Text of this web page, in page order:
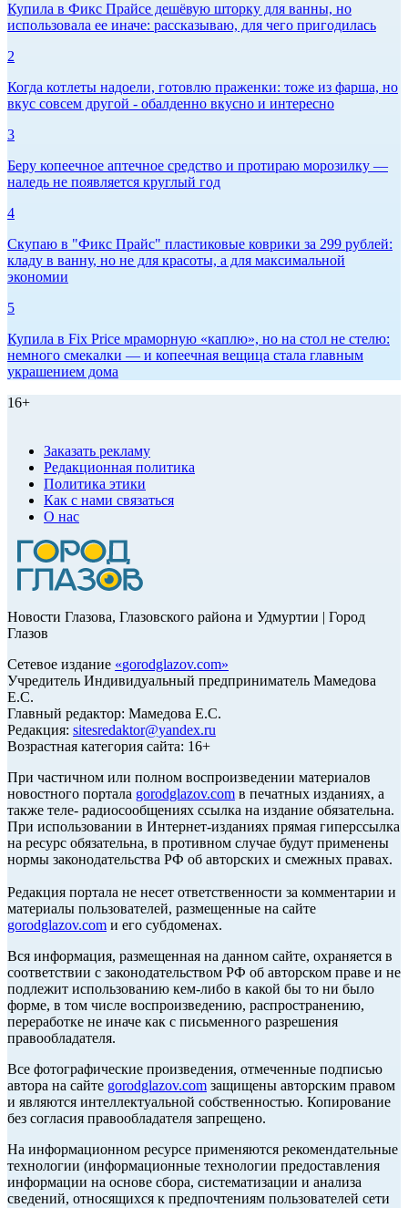
Купила в Фикс Прайсе дешёвую шторку для ванны, но
использовала ее иначе: рассказываю, для чего пригодилась
2
Когда котлеты надоели, готовлю праженки: тоже из фарша, но
вкус совсем другой - обалденно вкусно и интересно
3
Беру копеечное аптечное средство и протираю морозилку —
наледь не появляется круглый год
4
Скупаю в "Фикс Прайс" пластиковые коврики за 299 рублей:
кладу в ванну, но не для красоты, а для максимальной
экономии
5
Купила в Fix Price мраморную «каплю», но на стол не стелю:
немного смекалки — и копеечная вещица стала главным
украшением дома
16+
Заказать рекламу
Редакционная политика
Политика этики
Как с нами связаться
О нас
Новости Глазова, Глазовского района и Удмуртии | Город
Глазов
Сетевое издание «gorodglazov.com»
Учредитель Индивидуальный предприниматель Мамедова
Е.С.
Главный редактор: Мамедова Е.С.
Редакция: sitesredaktor@yandex.ru
Возрастная категория сайта: 16+
При частичном или полном воспроизведении материалов
новостного портала gorodglazov.com в печатных изданиях, а
также теле- радиосообщениях ссылка на издание обязательна.
При использовании в Интернет-изданиях прямая гиперссылка
на ресурс обязательна, в противном случае будут применены
нормы законодательства РФ об авторских и смежных правах.
Редакция портала не несет ответственности за комментарии и
материалы пользователей, размещенные на сайте
gorodglazov.com и его субдоменах.
Вся информация, размещенная на данном сайте, охраняется в
соответствии с законодательством РФ об авторском праве и не
подлежит использованию кем-либо в какой бы то ни было
форме, в том числе воспроизведению, распространению,
переработке не иначе как с письменного разрешения
правообладателя.
Все фотографические произведения, отмеченные подписью
автора на сайте gorodglazov.com защищены авторским правом
и являются интеллектуальной собственностью. Копирование
без согласия правообладателя запрещено.
На информационном ресурсе применяются рекомендательные
технологии (информационные технологии предоставления
информации на основе сбора, систематизации и анализа
сведений, относящихся к предпочтениям пользователей сети